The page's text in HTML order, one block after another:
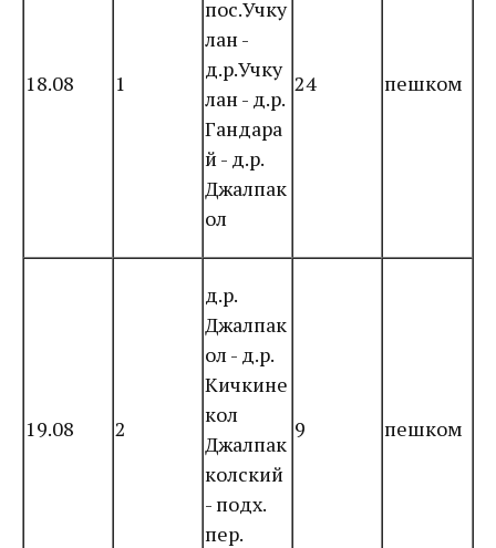
18.08 1
пос.Учку
лан -
д.р.Учку
лан - д.р.
Гандара
й - д.р.
Джалпак
ол
24 пешком
19.08 2
д.р.
Джалпак
ол - д.р.
Кичкине
кол
Джалпак
колский
- подх.
пер.
9 пешком